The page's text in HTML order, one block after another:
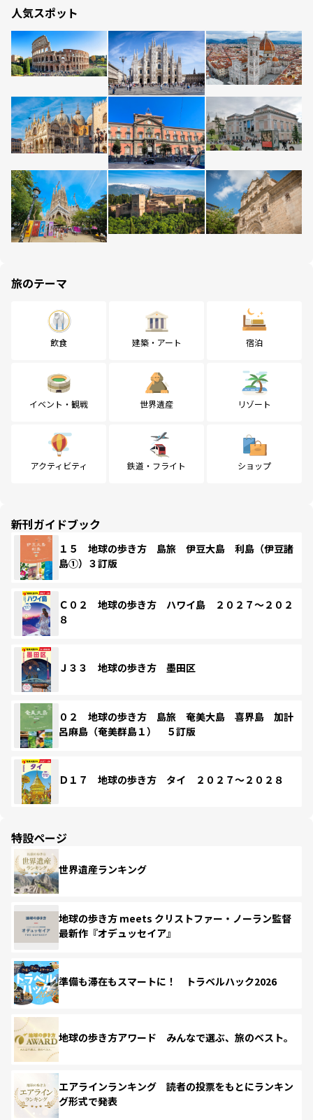
人気スポット
旅のテーマ
飲食 建築・アート 宿泊
イベント・観戦 世界遺産 リゾート
アクティビティ 鉄道・フライト ショップ
新刊ガイドブック
１５ 地球の歩き方 島旅 伊豆大島 利島（伊豆諸
島①）３訂版
Ｃ０２ 地球の歩き方 ハワイ島 ２０２７～２０２
８
Ｊ３３ 地球の歩き方 墨田区
０２ 地球の歩き方 島旅 奄美大島 喜界島 加計
呂麻島（奄美群島１） ５訂版
Ｄ１７ 地球の歩き方 タイ ２０２７～２０２８
特設ページ
世界遺産ランキング
地球の歩き方 meets クリストファー・ノーラン監督
最新作『オデュッセイア』
準備も滞在もスマートに！ トラベルハック2026
地球の歩き方アワード みんなで選ぶ、旅のベスト。
エアラインランキング 読者の投票をもとにランキン
グ形式で発表